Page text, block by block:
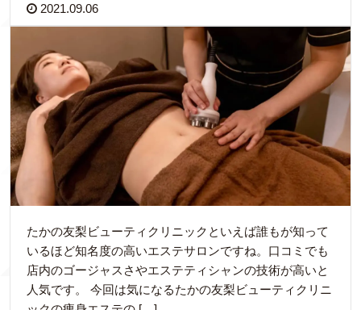
2021.09.06
たかの友梨ビューティクリニックといえば誰もが知って
いるほど知名度の高いエステサロンですね。口コミでも
店内のゴージャスさやエステティシャンの技術が高いと
人気です。 今回は気になるたかの友梨ビューティクリニ